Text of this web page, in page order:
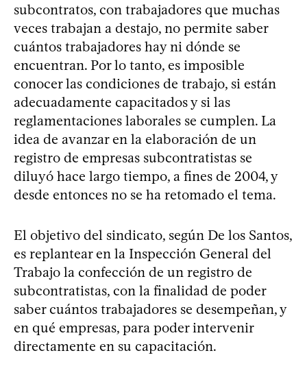
subcontratos, con trabajadores que muchas
veces trabajan a destajo, no permite saber
cuántos trabajadores hay ni dónde se
encuentran. Por lo tanto, es imposible
conocer las condiciones de trabajo, si están
adecuadamente capacitados y si las
reglamentaciones laborales se cumplen. La
idea de avanzar en la elaboración de un
registro de empresas subcontratistas se
diluyó hace largo tiempo, a fines de 2004, y
desde entonces no se ha retomado el tema.
El objetivo del sindicato, según De los Santos,
es replantear en la Inspección General del
Trabajo la confección de un registro de
subcontratistas, con la finalidad de poder
saber cuántos trabajadores se desempeñan, y
en qué empresas, para poder intervenir
directamente en su capacitación.